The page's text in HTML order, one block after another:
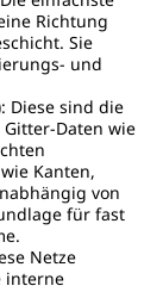
Richtung
Sie
und
Diese sind die
Daten wie
Kanten,
von
für fast
Netze
interne